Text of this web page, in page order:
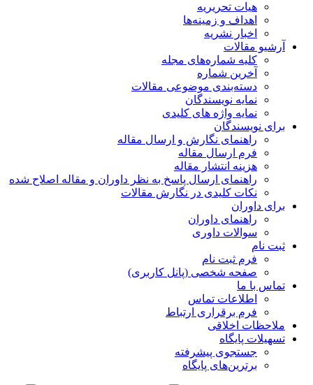
هیات تحریریه
اهداف و زمینه‌ها
اخبار نشریه
آرشیو مقالات
کلیه شماره‌های مجله
آخرین شماره
دسته‌بندی موضوعی مقالات
نمایه نویسندگان
نمایه واژه های کلیدی
برای نویسندگان
راهنمای نگارش و ارسال مقاله
فرم ارسال مقاله
هزینه انتشار مقاله
راهنمای ارسال پاسخ به نظر داوران و مقاله اصلاح شده
نکات کلیدی در نگارش مقالات
برای داوران
راهنمای داوران
سوالات داوری
ثبت نام
فرم ثبت نام
صفحه شخصی (پانل کاربری)
تماس با ما
اطلاعات تماس
فرم برقراری ارتباط
ملاحظات اخلاقی
تسهیلات پایگاه
جستجوی پیشرفته
برترین‌های پایگاه